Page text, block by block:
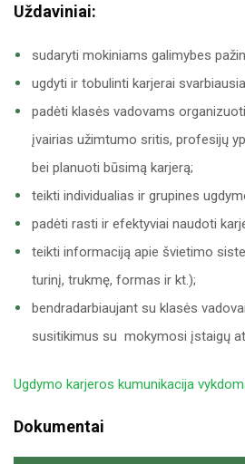
Uždaviniai:
sudaryti mokiniams galimybes
ugdyti ir tobulinti karjerai
padėti klasės vadovams
įvairias užimtumo sritis, profesijų
bei planuoti būsimą karjerą;
teikti individualias ir grupines
padėti rasti ir efektyviai naudoti
teikti informaciją apie švietimo
turinį, trukmę, formas ir kt.);
bendradarbiaujant su klasės
susitikimus su mokymosi įstaigų
Ugdymo karjeros kumunikacija
Dokumentai